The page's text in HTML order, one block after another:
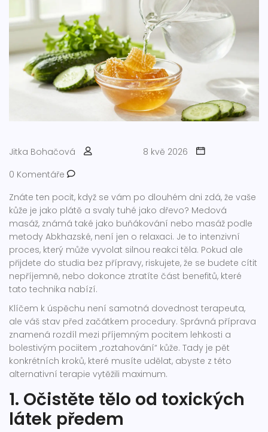
Jitka Bohačová
8 kvě 2026
0 Komentáře
Znáte ten pocit, když se vám po dlouhém dni zdá, že vaše
kůže je jako plátě a svaly tuhé jako dřevo? Medová
masáž, známá také jako buňákování nebo masáž podle
metody Abkhazské, není jen o relaxaci. Je to intenzivní
proces, který může vyvolat silnou reakci těla. Pokud ale
přijdete do studia bez přípravy, riskujete, že se budete cítit
nepříjemně, nebo dokonce ztratíte část benefitů, které
tato technika nabízí.
Klíčem k úspěchu není samotná dovednost terapeuta,
ale váš stav před začátkem procedury. Správná příprava
znamená rozdíl mezi příjemným pocitem lehkosti a
bolestivým pociitem „roztahování“ kůže. Tady je pět
konkrétních kroků, které musíte udělat, abyste z této
alternativní terapie vytěžili maximum.
1. Očistěte tělo od toxických
látek předem